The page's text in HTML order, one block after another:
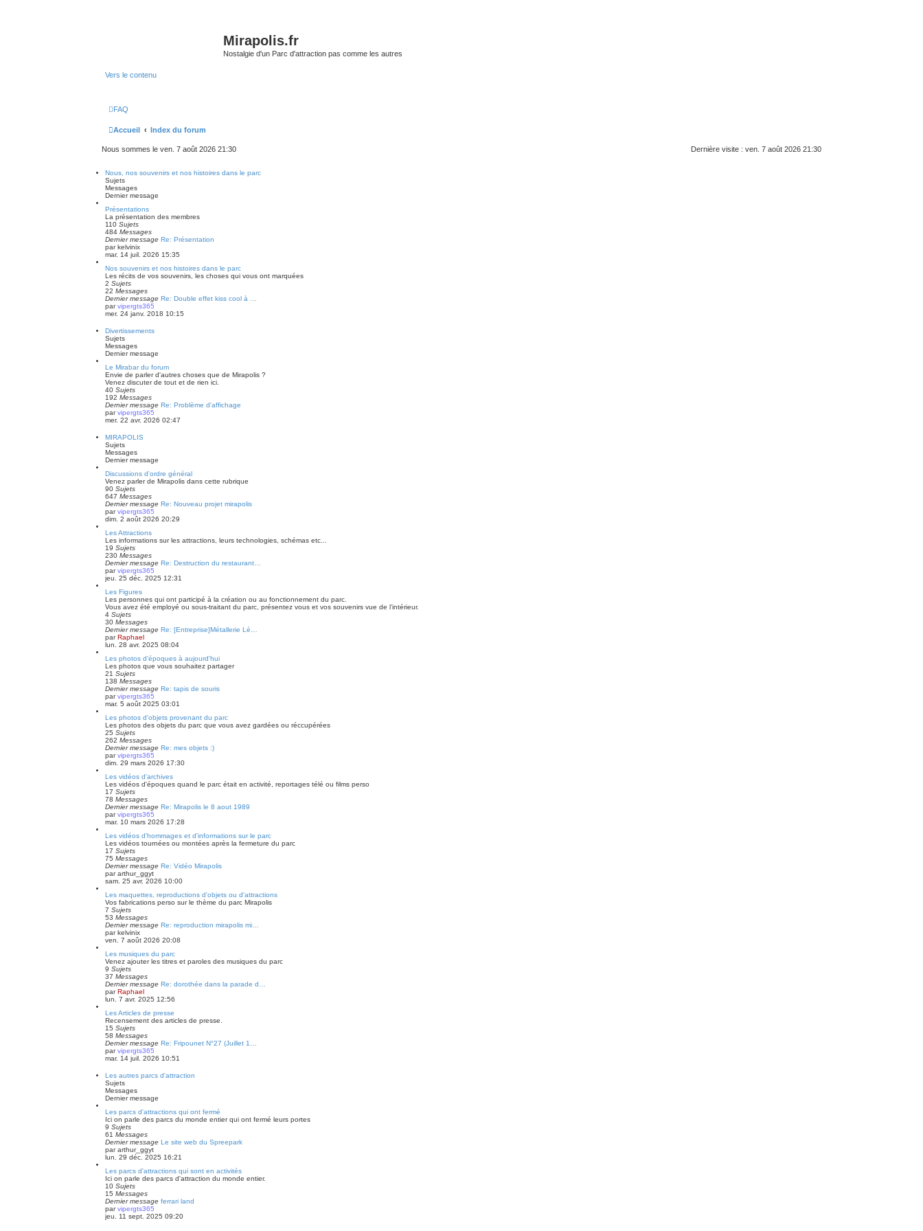
Mirapolis.fr
Nostalgie d'un Parc d'attraction pas comme les autres
Vers le contenu
FAQ
Accueil Index du forum
Dernière visite : ven. 7 août 2026 21:30
Nous sommes le ven. 7 août 2026 21:30
Nous, nos souvenirs et nos histoires dans le parc
Sujets
Messages
Dernier message
Présentations
La présentation des membres
110 Sujets
484 Messages
Dernier message Re: Présentation
parkelvinix
mar. 14 juil. 2026 15:35
Nos souvenirs et nos histoires dans le parc
Les récits de vos souvenirs, les choses qui vous ont marquées
2 Sujets
22 Messages
Dernier message Re: Double effet kiss cool à …
parvipergts365
mer. 24 janv. 2018 10:15
Divertissements
Sujets
Messages
Dernier message
Le Mirabar du forum
Envie de parler d'autres choses que de Mirapolis ?
Venez discuter de tout et de rien ici.
40 Sujets
192 Messages
Dernier message Re: Problème d'affichage
parvipergts365
mer. 22 avr. 2026 02:47
MIRAPOLIS
Sujets
Messages
Dernier message
Discussions d'ordre général
Venez parler de Mirapolis dans cette rubrique
90 Sujets
647 Messages
Dernier message Re: Nouveau projet mirapolis
parvipergts365
dim. 2 août 2026 20:29
Les Attractions
Les informations sur les attractions, leurs technologies, schémas etc...
19 Sujets
230 Messages
Dernier message Re: Destruction du restaurant…
parvipergts365
jeu. 25 déc. 2025 12:31
Les Figures
Les personnes qui ont participé à la création ou au fonctionnement du parc.
Vous avez été employé ou sous-traitant du parc, présentez vous et vos souvenirs vue de l’intérieur.
4 Sujets
30 Messages
Dernier message Re: [Entreprise]Métallerie Lé…
parRaphael
lun. 28 avr. 2025 08:04
Les photos d'époques à aujourd'hui
Les photos que vous souhaitez partager
21 Sujets
138 Messages
Dernier message Re: tapis de souris
parvipergts365
mar. 5 août 2025 03:01
Les photos d'objets provenant du parc
Les photos des objets du parc que vous avez gardées ou réccupérées
25 Sujets
262 Messages
Dernier message Re: mes objets :)
parvipergts365
dim. 29 mars 2026 17:30
Les vidéos d'archives
Les vidéos d'époques quand le parc était en activité, reportages télé ou films perso
17 Sujets
78 Messages
Dernier message Re: Mirapolis le 8 aout 1989
parvipergts365
mar. 10 mars 2026 17:28
Les vidéos d'hommages et d'informations sur le parc
Les vidéos tournées ou montées après la fermeture du parc
17 Sujets
75 Messages
Dernier message Re: Vidéo Mirapolis
pararthur_ggyt
sam. 25 avr. 2026 10:00
Les maquettes, reproductions d'objets ou d'attractions
Vos fabrications perso sur le thème du parc Mirapolis
7 Sujets
53 Messages
Dernier message Re: reproduction mirapolis mi…
parkelvinix
ven. 7 août 2026 20:08
Les musiques du parc
Venez ajouter les titres et paroles des musiques du parc
9 Sujets
37 Messages
Dernier message Re: dorothée dans la parade d…
parRaphael
lun. 7 avr. 2025 12:56
Les Articles de presse
Recensement des articles de presse.
15 Sujets
58 Messages
Dernier message Re: Fripounet N°27 (Juillet 1…
parvipergts365
mar. 14 juil. 2026 10:51
Les autres parcs d'attraction
Sujets
Messages
Dernier message
Les parcs d'attractions qui ont fermé
Ici on parle des parcs du monde entier qui ont fermé leurs portes
9 Sujets
61 Messages
Dernier message Le site web du Spreepark
pararthur_ggyt
lun. 29 déc. 2025 16:21
Les parcs d'attractions qui sont en activités
Ici on parle des parcs d'attraction du monde entier.
10 Sujets
15 Messages
Dernier message ferrari land
parvipergts365
jeu. 11 sept. 2025 09:20